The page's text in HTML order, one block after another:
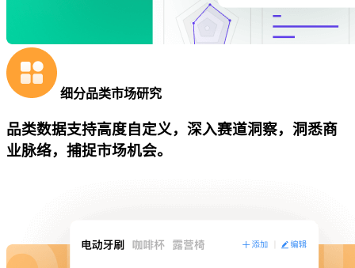
细分品类市场研究
品类数据支持高度自定义，深入赛道洞察，洞悉商
业脉络，捕捉市场机会。